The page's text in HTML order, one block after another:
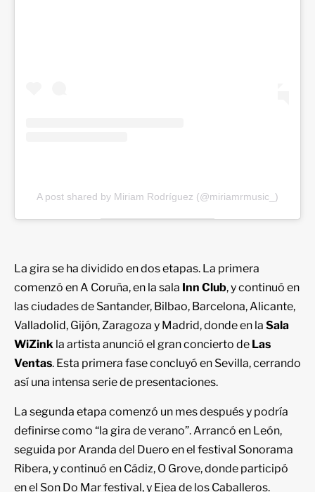
A post shared by Miriam Rodríguez (@miriamrmusic_)
La gira se ha dividido en dos etapas. La primera
comenzó en A Coruña, en la sala Inn Club, y continuó en
las ciudades de Santander, Bilbao, Barcelona, Alicante,
Valladolid, Gijón, Zaragoza y Madrid, donde en la Sala
WiZink la artista anunció el gran concierto de Las
Ventas. Esta primera fase concluyó en Sevilla, cerrando
así una intensa serie de presentaciones.
La segunda etapa comenzó un mes después y podría
definirse como “la gira de verano”. Arrancó en León,
seguida por Aranda del Duero en el festival Sonorama
Ribera, y continuó en Cádiz, O Grove, donde participó
en el Son Do Mar festival, y Ejea de los Caballeros.